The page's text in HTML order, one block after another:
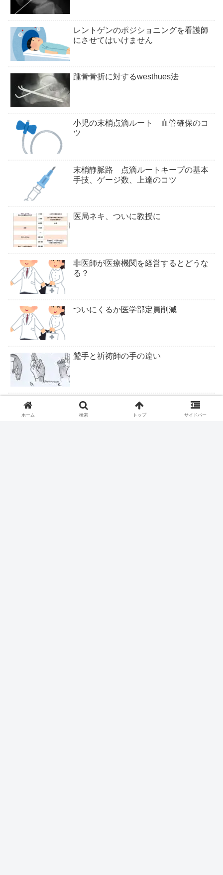
レントゲンのポジショニングを看護師
にさせてはいけません
踵骨骨折に対するwesthues法
小児の末梢点滴ルート 血管確保のコ
ツ
末梢静脈路 点滴ルートキープの基本
手技、ゲージ数、上達のコツ
医局ネキ、ついに教授に
非医師が医療機関を経営するとどうな
る？
ついにくるか医学部定員削減
鷲手と祈祷師の手の違い
ロキソニンテープは腰痛症に適応なし
ホーム 検索 トップ サイドバー